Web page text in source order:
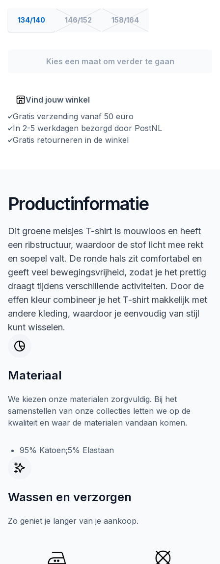
134/140 146/152 158/164
Kies een maat om verder te gaan
Vind jouw winkel
Gratis verzending vanaf 50 euro
In 2-5 werkdagen bezorgd door PostNL
Gratis retourneren in de winkel
Productinformatie
Dit groene meisjes T-shirt is mouwloos en heeft
een ribstructuur, waardoor de stof licht mee rekt
en soepel valt. De ronde hals zit comfortabel en
geeft veel bewegingsvrijheid, zodat je het prettig
draagt tijdens verschillende activiteiten. Door de
effen kleur combineer je het T-shirt makkelijk met
andere kleding, waardoor je eenvoudig van stijl
kunt wisselen.
Materiaal
We kiezen onze materialen zorgvuldig. Bij het
samenstellen van onze collecties letten we op de
kwaliteit en waar de materialen vandaan komen.
95% Katoen;5% Elastaan
Wassen en verzorgen
Zo geniet je langer van je aankoop.